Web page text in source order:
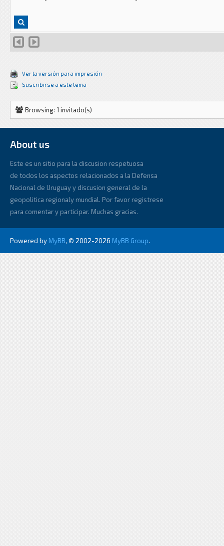
Ver la versión para impresión
Suscribirse a este tema
Browsing: 1 invitado(s)
About us
Este es un sitio para la discusion respetuosa
de todos los aspectos relacionados a la Defensa
Nacional de Uruguay y discusion general de la
geopolitica regionaly mundial. Por favor registrese
para comentar y participar. Muchas gracias.
Powered by MyBB, © 2002-2026 MyBB Group.